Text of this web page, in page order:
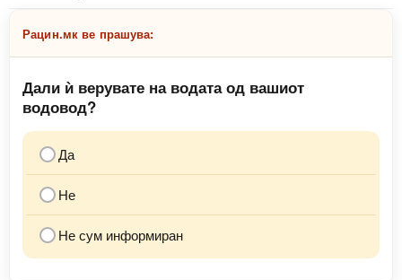
Рацин.мк ве прашува:
Дали ѝ верувате на водата од вашиот
водовод?
Да
Не
Не сум информиран